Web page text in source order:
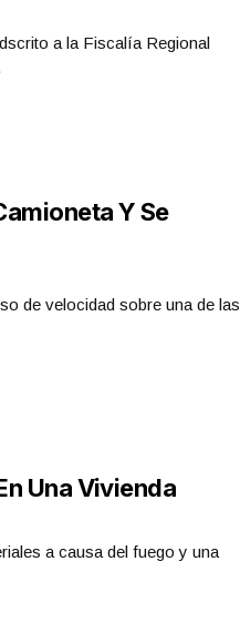
a la Fiscalía Regional
Y Se
de velocidad sobre una de las
Una Vivienda
a causa del fuego y una